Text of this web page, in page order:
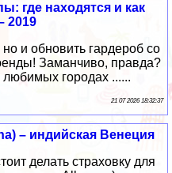
где находятся и как
2019
и обновить гардероб со
Заманчиво, правда?
городах ......
21 07 2026 18:32:37
– индийская Венеция
делать страховку для